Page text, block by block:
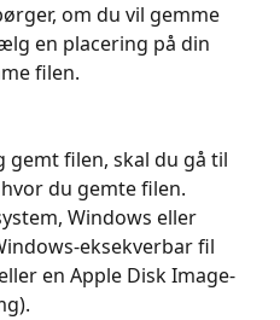
om du vil gemme
en placering på din
filen.
gemt filen, skal du gå til
du gemte filen.
Windows eller
eksekverbar fil
en Apple Disk Image-